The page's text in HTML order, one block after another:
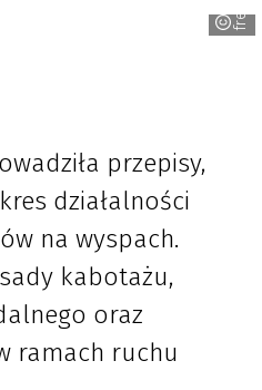
przepisy,
działalności
na wyspach.
kabotażu,
oraz
ramach ruchu